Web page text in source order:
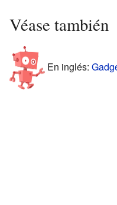
Véase también
En inglés: